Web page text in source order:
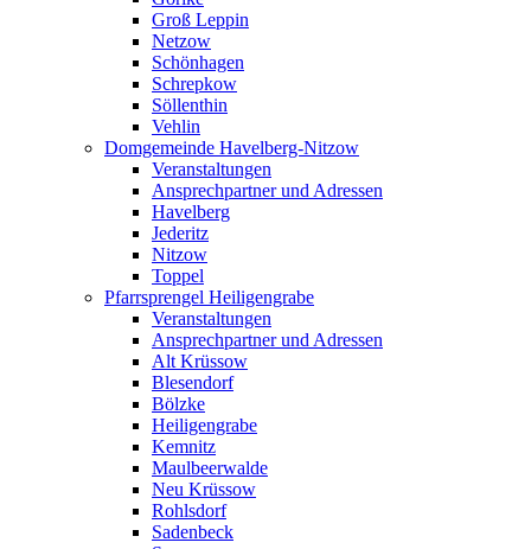
Groß Leppin
Netzow
Schönhagen
Schrepkow
Söllenthin
Vehlin
Domgemeinde Havelberg-Nitzow
Veranstaltungen
Ansprechpartner und Adressen
Havelberg
Jederitz
Nitzow
Toppel
Pfarrsprengel Heiligengrabe
Veranstaltungen
Ansprechpartner und Adressen
Alt Krüssow
Blesendorf
Bölzke
Heiligengrabe
Kemnitz
Maulbeerwalde
Neu Krüssow
Rohlsdorf
Sadenbeck